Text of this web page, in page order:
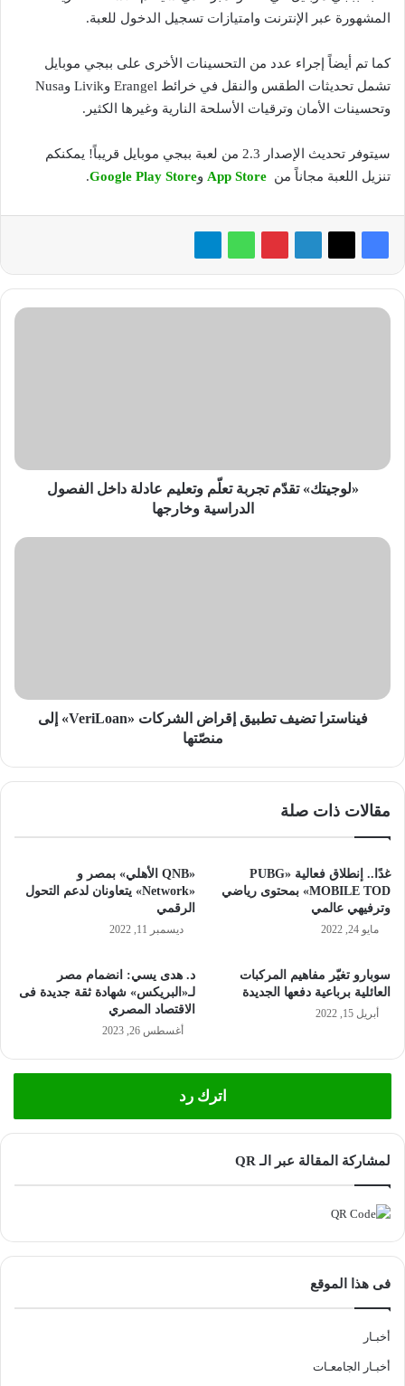
المشهورة عبر الإنترنت وامتيازات تسجيل الدخول للعبة.
كما تم أيضاً إجراء عدد من التحسينات الأخرى على ببجي موبايل
تشمل تحديثات الطقس والنقل في خرائط Erangel وLivik وNusa
وتحسينات الأمان وترقيات الأسلحة النارية وغيرها الكثير.
سيتوفر تحديث الإصدار 2.3 من لعبة ببجي موبايل قريباً! يمكنكم
تنزيل اللعبة مجاناً من App Store وGoogle Play Store
.
«لوجيتك»
الدراسية
وخارجها«لوجيتك» تقدّم تجربة تعلّم وتعليم عادلة داخل الفصول
الدراسية وخارجها
فيناسترا
فيناسترا تضيف تطبيق إقراض الشركات «VeriLoan» إلى
منصّتها
مقالات ذات صلة
غدًا.. إنطلاق فعالية «PUBG
MOBILE TOD» بمحتوى رياضي
وترفيهي عالمي
مايو 24, 2022
«QNB الأهلي» بمصر و
«Network» يتعاونان لدعم التحول
الرقمي
ديسمبر 11, 2022
سوبارو تغيّر مفاهيم المركبات
العائلية برباعية دفعها الجديدة
أبريل 15, 2022
د. هدى يسي: انضمام مصر
لـ«البريكس» شهادة ثقة جديدة فى
الاقتصاد المصري
أغسطس 26, 2023
اترك رد
لمشاركة المقالة عبر الـ QR
فى هذا الموقع
أخبـار
أخبـار الجامعـات